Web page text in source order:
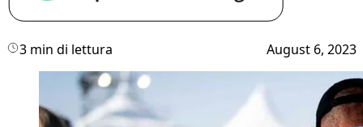
3 min di lettura August 6, 2023